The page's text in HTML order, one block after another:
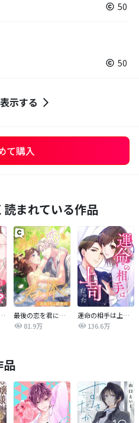
50
50
示する
て購入
まれている作品
4人で同棲！？～逆ハーレムハウスへようこそ♥～【改訂版】
最後の恋を君に捧ぐ～余命1年の御曹司～
81.9万
運命の相手は上司だった
136.6万
品